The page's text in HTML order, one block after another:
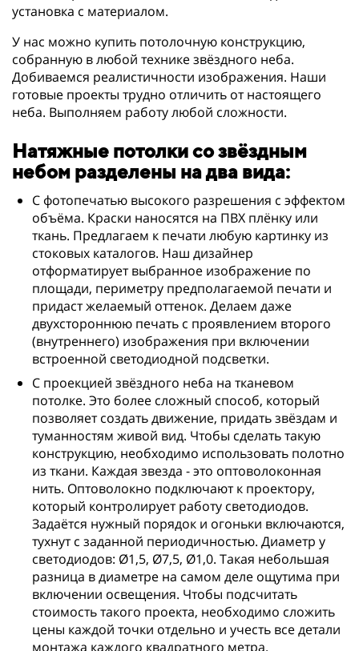
установка с материалом.
У нас можно купить потолочную конструкцию,
собранную в любой технике звёздного неба.
Добиваемся реалистичности изображения. Наши
готовые проекты трудно отличить от настоящего
неба. Выполняем работу любой сложности.
Натяжные потолки со звёздным
небом разделены на два вида:
С фотопечатью высокого разрешения с эффектом
объёма. Краски наносятся на ПВХ плёнку или
ткань. Предлагаем к печати любую картинку из
стоковых каталогов. Наш дизайнер
отформатирует выбранное изображение по
площади, периметру предполагаемой печати и
придаст желаемый оттенок. Делаем даже
двухстороннюю печать с проявлением второго
(внутреннего) изображения при включении
встроенной светодиодной подсветки.
С проекцией звёздного неба на тканевом
потолке. Это более сложный способ, который
позволяет создать движение, придать звёздам и
туманностям живой вид. Чтобы сделать такую
конструкцию, необходимо использовать полотно
из ткани. Каждая звезда - это оптоволоконная
нить. Оптоволокно подключают к проектору,
который контролирует работу светодиодов.
Задаётся нужный порядок и огоньки включаются,
тухнут с заданной периодичностью. Диаметр у
светодиодов: Ø1,5, Ø7,5, Ø1,0. Такая небольшая
разница в диаметре на самом деле ощутима при
включении освещения. Чтобы подсчитать
стоимость такого проекта, необходимо сложить
цены каждой точки отдельно и учесть все детали
монтажа каждого квадратного метра.